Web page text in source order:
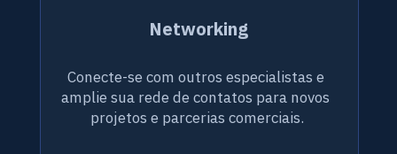
Networking
Conecte-se com outros especialistas e
amplie sua rede de contatos para novos
projetos e parcerias comerciais.